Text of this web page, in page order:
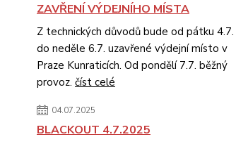
ZAVŘENÍ VÝDEJNÍHO MÍSTA
Z technických důvodů bude od pátku 4.7.
do neděle 6.7. uzavřené výdejní místo v
Praze Kunraticích. Od pondělí 7.7. běžný
provoz. číst celé
04.07.2025
BLACKOUT 4.7.2025